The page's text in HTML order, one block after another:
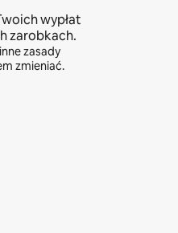
wypłat
zarobkach.
zasady
zmieniać.